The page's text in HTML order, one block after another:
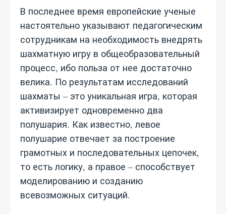
В последнее время европейские ученые
настоятельно указывают педагогическим
сотрудникам на необходимость внедрять
шахматную игру в общеобразовательный
процесс, ибо польза от нее достаточно
велика. По результатам исследований
шахматы – это уникальная игра, которая
активизирует одновременно два
полушария. Как известно, левое
полушарие отвечает за построение
грамотных и последовательных цепочек,
то есть логику, а правое – способствует
моделированию и созданию
всевозможных ситуаций.